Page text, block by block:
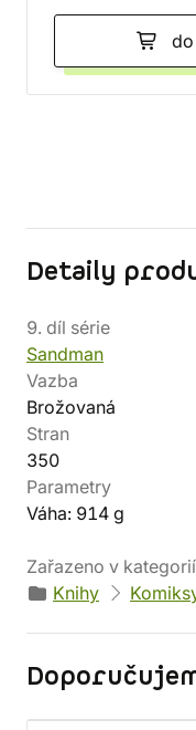
Detaily
9. díl série
Sandman
Vazba
Brožovaná
Stran
350
Parametry
Váha: 914 g
Zařazeno v
Knihy